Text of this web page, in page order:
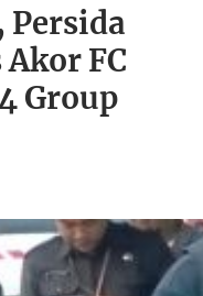
Persida
FC
Group